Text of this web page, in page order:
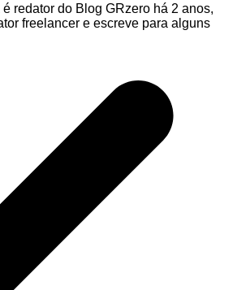
redator do Blog GRzero há 2 anos,
freelancer e escreve para alguns